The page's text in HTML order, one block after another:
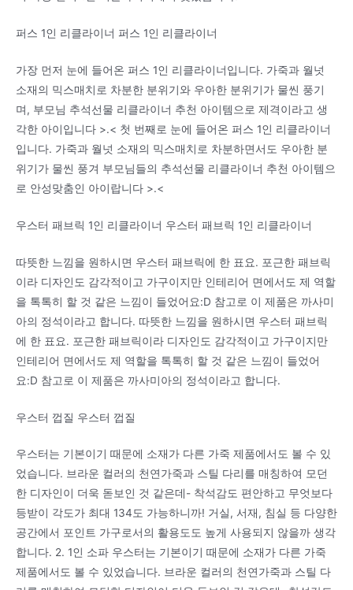
퍼스 1인 리클라이너 퍼스 1인 리클라이너
가장 먼저 눈에 들어온 퍼스 1인 리클라이너입니다. 가죽과 월넛
소재의 믹스매치로 차분한 분위기와 우아한 분위기가 물씬 풍기
며, 부모님 추석선물 리클라이너 추천 아이템으로 제격이라고 생
각한 아이입니다 >.< 첫 번째로 눈에 들어온 퍼스 1인 리클라이너
입니다. 가죽과 월넛 소재의 믹스매치로 차분하면서도 우아한 분
위기가 물씬 풍겨 부모님들의 추석선물 리클라이너 추천 아이템으
로 안성맞춤인 아이랍니다 >.<
우스터 패브릭 1인 리클라이너 우스터 패브릭 1인 리클라이너
따뜻한 느낌을 원하시면 우스터 패브릭에 한 표요. 포근한 패브릭
이라 디자인도 감각적이고 가구이지만 인테리어 면에서도 제 역할
을 톡톡히 할 것 같은 느낌이 들었어요:D 참고로 이 제품은 까사미
아의 정석이라고 합니다. 따뜻한 느낌을 원하시면 우스터 패브릭
에 한 표요. 포근한 패브릭이라 디자인도 감각적이고 가구이지만
인테리어 면에서도 제 역할을 톡톡히 할 것 같은 느낌이 들었어
요:D 참고로 이 제품은 까사미아의 정석이라고 합니다.
우스터 껍질 우스터 껍질
우스터는 기본이기 때문에 소재가 다른 가죽 제품에서도 볼 수 있
었습니다. 브라운 컬러의 천연가죽과 스틸 다리를 매칭하여 모던
한 디자인이 더욱 돋보인 것 같은데- 착석감도 편안하고 무엇보다
등받이 각도가 최대 134도 가능하니까! 거실, 서재, 침실 등 다양한
공간에서 포인트 가구로서의 활용도도 높게 사용되지 않을까 생각
합니다. 2. 1인 소파 우스터는 기본이기 때문에 소재가 다른 가죽
제품에서도 볼 수 있었습니다. 브라운 컬러의 천연가죽과 스틸 다